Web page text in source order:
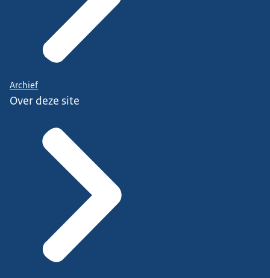
Archief
Over deze site